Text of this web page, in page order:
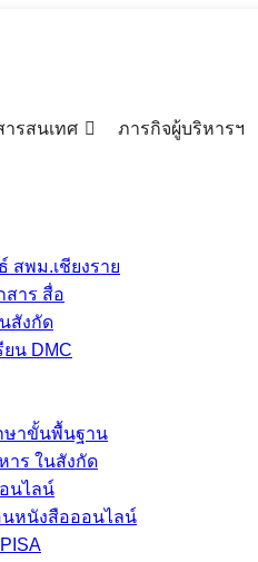
ารสนเทศ ภารกิจผู้บริหารฯ
สพม.เชียงราย
สาร สื่อ
นสังกัด
น DMC
ษาขั้นพื้นฐาน
าร ในสังกัด
นไลน์
นหนังสือออนไลน์
งการอบรมเสริมสร้างความรู้
วงษ์จินดา เลขาธิการ กพฐ. เ
ข้าร่วมโครงการอบร
ในสังกัดสำนักงานค
ะบรรยายพิเศษ ณ โ
คม 2024